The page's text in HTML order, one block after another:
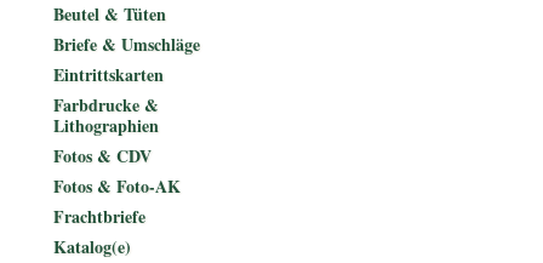
Beutel & Tüten
Briefe & Umschläge
Eintrittskarten
Farbdrucke &
Lithographien
Fotos & CDV
Fotos & Foto-AK
Frachtbriefe
Katalog(e)